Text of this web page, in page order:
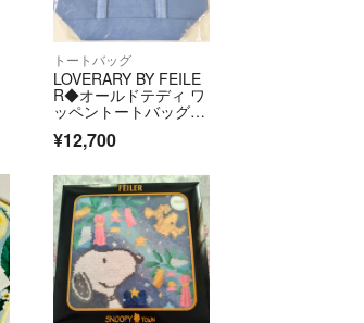
トートバッグ
LOVERARY BY FEILE
R◆オールドテディ ワ
ッペントートバッグ◆
未開封
¥12,700